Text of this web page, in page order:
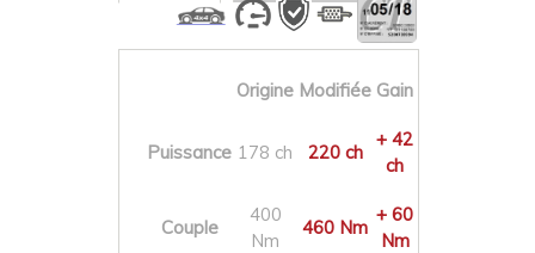
Origine Modifiée Gain
Puissance 178 ch 220 ch
+ 42
ch
Couple
400
Nm
460 Nm
+ 60
Nm